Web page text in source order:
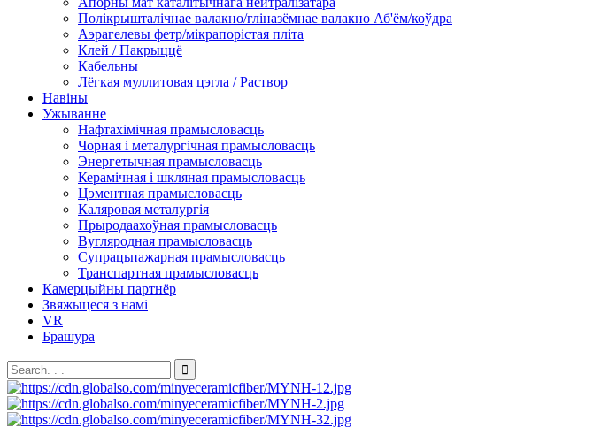
Полікрышталічнае валакно/гліназёмнае валакно Аб'ём/коўдра
Аэрагелевы фетр/мікрапорістая пліта
Клей / Пакрыццё
Кабельны
Лёгкая муллитовая цэгла / Раствор
Навіны
Ужыванне
Нафтахімічная прамысловасць
Чорная і металургічная прамысловасць
Энергетычная прамысловасць
Керамічная і шкляная прамысловасць
Цэментная прамысловасць
Каляровая металургія
Прыродаахоўная прамысловасць
Вугляродная прамысловасць
Супрацьпажарная прамысловасць
Транспартная прамысловасць
Камерцыйны партнёр
Звяжыцеся з намі
VR
Брашура